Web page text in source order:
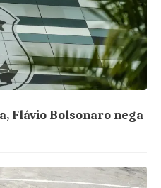
Flávio Bolsonaro nega